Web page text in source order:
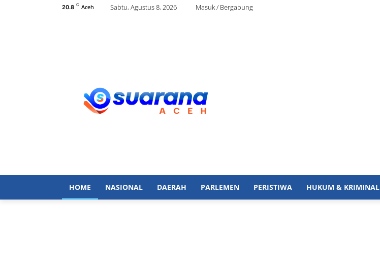
20.8 C Aceh Sabtu, Agustus 8, 2026 Masuk / Bergabung
HOME NASIONAL DAERAH PARLEMEN PERISTIWA HUKUM & KRIMINAL